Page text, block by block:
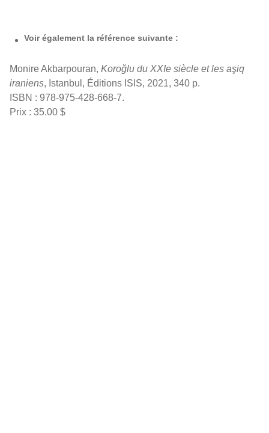
Voir également la référence suivante :
Monire Akbarpouran, Koroğlu du XXIe siècle et les aşiq
iraniens, Istanbul, Éditions ISIS, 2021, 340 p.
ISBN : 978-975-428-668-7.
Prix : 35.00 $